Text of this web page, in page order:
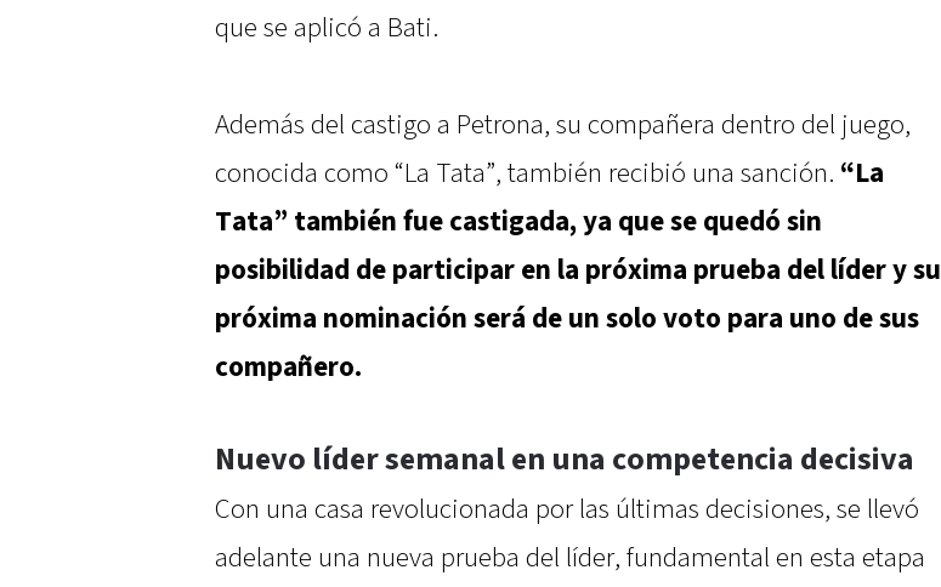
que se aplicó a Bati.
Además del castigo a Petrona, su compañera dentro del juego,
conocida como “La Tata”, también recibió una sanción. “La
Tata” también fue castigada, ya que se quedó sin
posibilidad de participar en la próxima prueba del líder y su
próxima nominación será de un solo voto para uno de sus
compañero.
Nuevo líder semanal en una competencia decisiva
Con una casa revolucionada por las últimas decisiones, se llevó
adelante una nueva prueba del líder, fundamental en esta etapa